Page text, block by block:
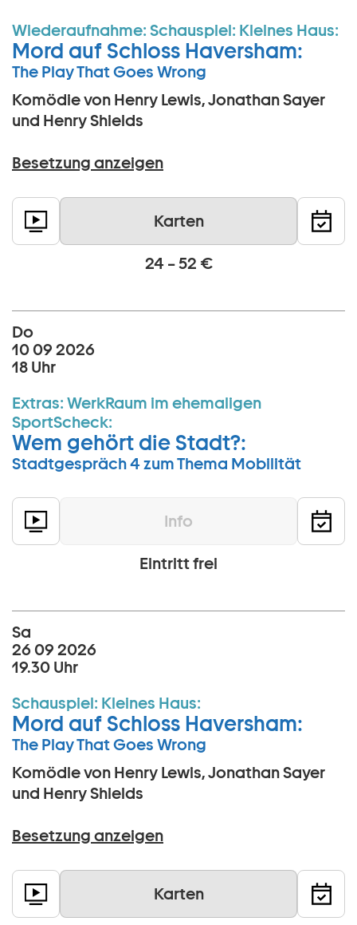
Wiederaufnahme: Schauspiel: Kleines Haus:
Mord auf Schloss Haversham:
The Play That Goes Wrong
Komödie von Henry Lewis, Jonathan Sayer
und Henry Shields
Besetzung anzeigen
Karten
24 – 52 €
Do
10 09 2026
18 Uhr
Extras: WerkRaum im ehemaligen
SportScheck:
Wem gehört die Stadt?:
Stadtgespräch 4 zum Thema Mobilität
Info
Eintritt frei
Sa
26 09 2026
19.30 Uhr
Schauspiel: Kleines Haus:
Mord auf Schloss Haversham:
The Play That Goes Wrong
Komödie von Henry Lewis, Jonathan Sayer
und Henry Shields
Besetzung anzeigen
Karten